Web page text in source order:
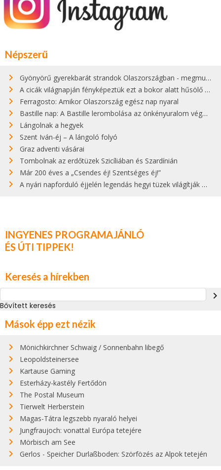
Népszerű
Gyönyörű gyerekbarát strandok Olaszországban - megmutatjuk a 15 legjobbat
A cicák világnapján fényképeztük ezt a bokor alatt hűsölő cicát Kisorosziban
Ferragosto: Amikor Olaszország egész nap nyaral
Bastille nap: A Bastille lerombolása az önkényuralom végét jelentette
Lángolnak a hegyek
Szent Iván-éj – A lángoló folyó
Graz adventi vásárai
Tombolnak az erdőtüzek Szicíliában és Szardínián
Már 200 éves a „Csendes éj! Szentséges éj!”
A nyári napforduló éjjelén legendás hegyi tüzek világítják meg Zugspitzét
INGYENES PROGRAMAJÁNLÓ
ÉS ÚTI TIPPEK!
Keresés a hírekben
navigate_next
Bővített keresés
Mások épp ezt nézik
Mönichkirchner Schwaig / Sonnenbahn libegő
Leopoldsteinersee
Kartause Gaming
Esterházy-kastély Fertődön
The Postal Museum
Tierwelt Herberstein
Magas-Tátra legszebb nyaraló helyei
Jungfraujoch: vonattal Európa tetejére
Mörbisch am See
Gerlos - Speicher Durlaßboden: Szörfözés az Alpok tetején